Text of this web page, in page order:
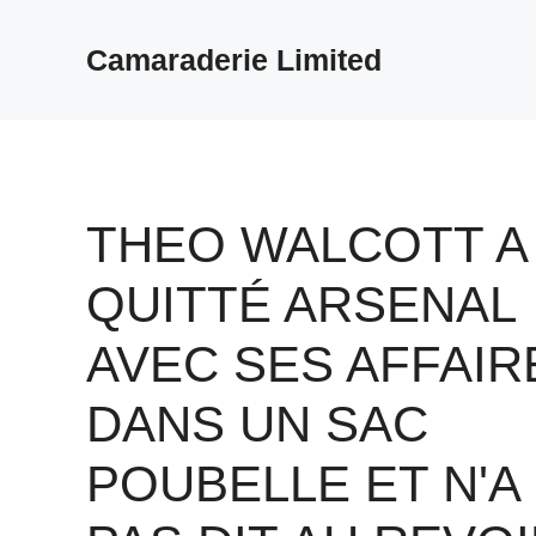
Camaraderie Limited
THEO WALCOTT A
QUITTÉ ARSENAL
AVEC SES
DANS UN SAC
POUBELLE ET N'A